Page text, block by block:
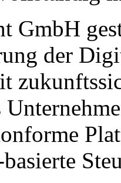
GmbH
der